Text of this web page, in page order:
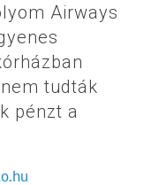
Airways
tudták
pénzt a